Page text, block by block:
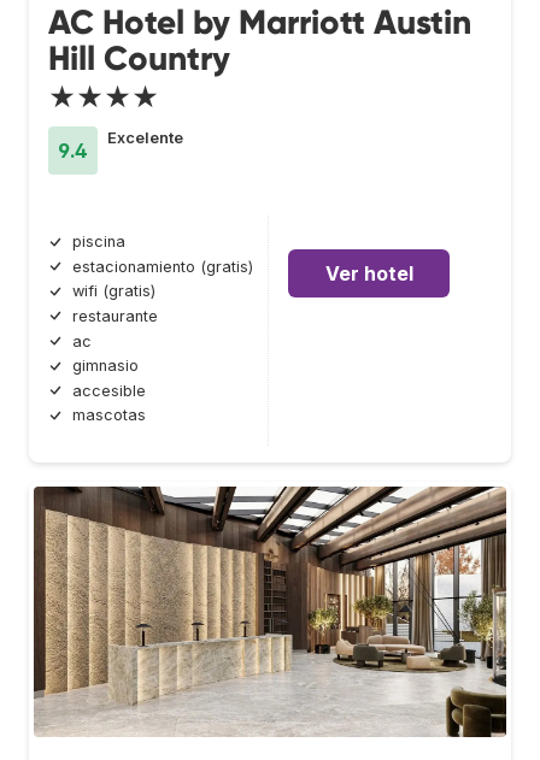
AC Hotel by Marriott Austin
Hill Country
★★★★
9.4
Excelente
piscina
estacionamiento (gratis)
wifi (gratis)
restaurante
ac
gimnasio
accesible
mascotas
Ver hotel